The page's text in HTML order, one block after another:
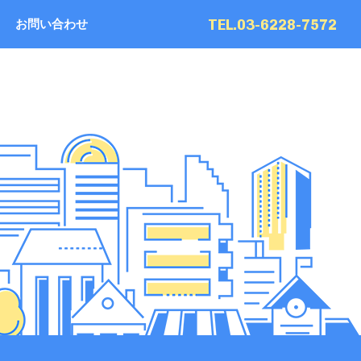
お問い合わせ TEL.03-6228-7572